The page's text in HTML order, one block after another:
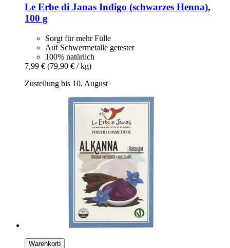
Le Erbe di Janas Indigo (schwarzes Henna),
100 g
Sorgt für mehr Fülle
Auf Schwermetalle getestet
100% natürlich
7,99 € (79,90 € / kg)
Zustellung bis 10. August
Warenkorb